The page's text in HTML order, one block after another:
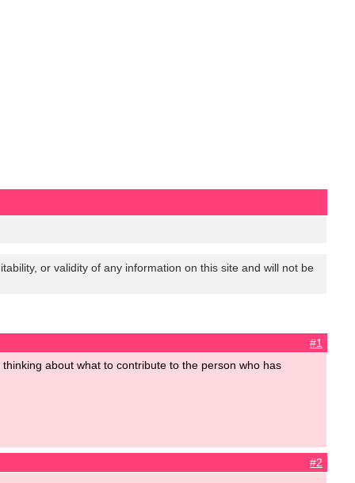
or validity of any information on this site and will not be
#1
about what to contribute to the person who has
#2